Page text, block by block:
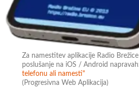
Za namestitev aplikacije Radio
poslušanje na iOS / Android
telefonu ali namesti"
(Progresivna Web Aplikacija)